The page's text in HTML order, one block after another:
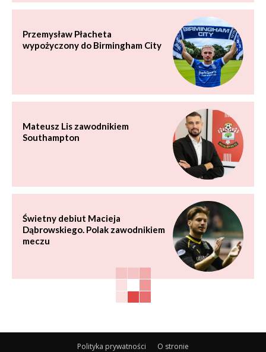
Przemysław Płacheta
wypożyczony do Birmingham City
Mateusz Lis zawodnikiem
Southampton
Świetny debiut Macieja
Dąbrowskiego. Polak zawodnikiem
meczu
Polityka prywatności O stronie